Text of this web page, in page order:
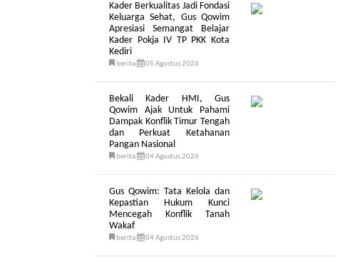
Kader Berkualitas Jadi Fondasi
Keluarga Sehat, Gus Qowim
Apresiasi Semangat Belajar
Kader Pokja IV TP PKK Kota
Kediri
berita 05 Agustus 2026
Bekali Kader HMI, Gus
Qowim Ajak Untuk Pahami
Dampak Konflik Timur Tengah
dan Perkuat Ketahanan
Pangan Nasional
berita 04 Agustus 2026
Gus Qowim: Tata Kelola dan
Kepastian Hukum Kunci
Mencegah Konflik Tanah
Wakaf
berita 04 Agustus 2026